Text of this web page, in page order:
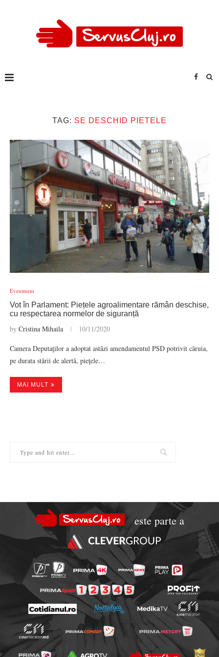
TAG: SE DESCHID PIETELE
Eveniment
Vot în Parlament: Piețele agroalimentare rămân deschise,
cu respectarea normelor de siguranță
by Cristina Mihaila 10/11/2020
Camera Deputaţilor a adoptat astăzi amendamentul PSD potrivit căruia,
pe durata stării de alertă, pieţele…
MAI MULT
este parte a